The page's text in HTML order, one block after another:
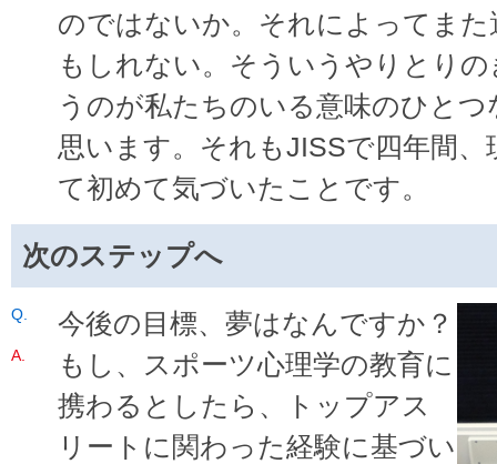
のではないか。それによってま
もしれない。そういうやりとり
うのが私たちのいる意味のひと
思います。それもJISSで四年間
て初めて気づいたことです。
次のステップへ
今後の目標、夢はなんですか？
もし、スポーツ心理学の教育に
携わるとしたら、トップアス
リートに関わった経験に基づい